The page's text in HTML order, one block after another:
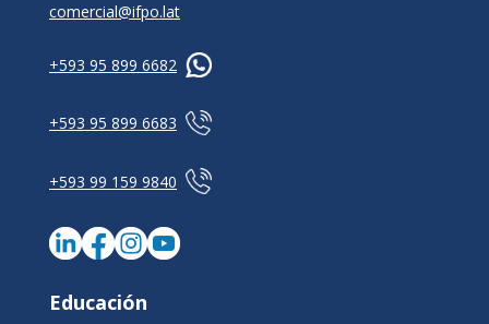
comercial@ifpo.lat
+593 95 899 6682
+593 95 899 6683
+593 99 159 9840
Educación